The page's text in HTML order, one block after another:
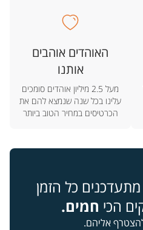
האוהדים אוהבים
אותנו
מעל 2.5 מיליון אוהדים סומכים
עלינו בכל שנה שנמצא להם את
הכרטיסים במחיר הטוב ביותר
כל הזמן
הכי חמים.
אליהם.